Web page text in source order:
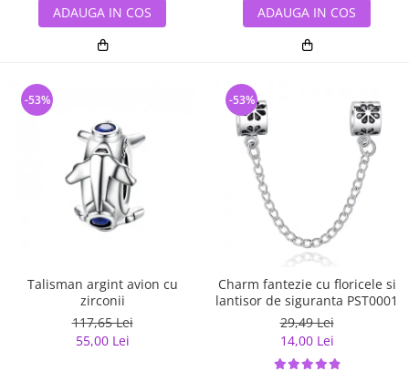
ADAUGA IN COS ADAUGA IN COS
Talisman argint avion cu
zirconii
117,65 Lei
55,00 Lei
-53%
Charm fantezie cu floricele si
lantisor de siguranta PST0001
29,49 Lei
14,00 Lei
-53%